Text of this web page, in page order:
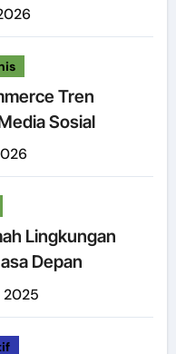
Tren
Sosial
Lingkungan
Depan
2025